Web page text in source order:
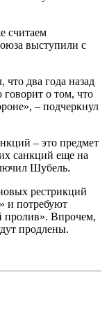
считаем
выступили с
два года назад
о том, что
– подчеркнул
– это предмет
санкций еще на
Шубель.
рестрикций
и потребуют
пролив». Впрочем,
продлены.